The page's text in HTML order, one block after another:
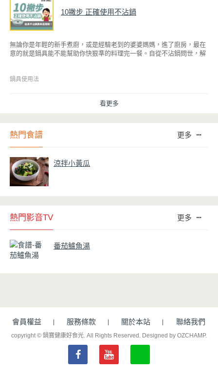
10撇步 正確使用不沾鍋
無論你是年輕的新手煮廚，或是經驗老到的婆婆媽媽，進了廚房，最在
意的就是鍋具能不能幫助你快狠準的料理完一餐。自從不沾鍋問世，解
因此金鑽不沾系列的鍋具，更年年穩居銷售排行榜的前幾名。然而如何
鍋具使用法
看更多
熱門食譜 更多
涼拌小黃瓜
熱門影音TV 更多
番茄鱸魚湯
會員權益 服務條款 關於本站 聯絡我們
copyright © 鍋寶健康好食光. All Rights Reserved. Designed by OZCHAMP.